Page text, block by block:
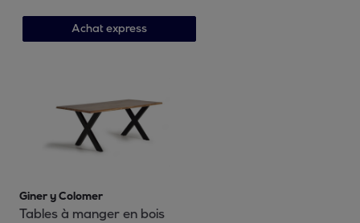
Achat express
Giner y Colomer
Tables à manger en bois